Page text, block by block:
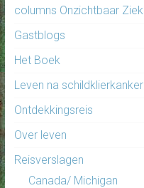
columns Onzichtbaar Ziek
Gastblogs
Het Boek
Leven na schildklierkanker
Ontdekkingsreis
Over leven
Reisverslagen
Canada/ Michigan